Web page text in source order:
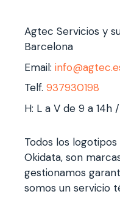
Agtec Servicios y
Barcelona
Email:
Telf. 937930198
H: L a V de 9 a 14h /
Todos los logotipos
Okidata, son
gestionamos
somos un servicio